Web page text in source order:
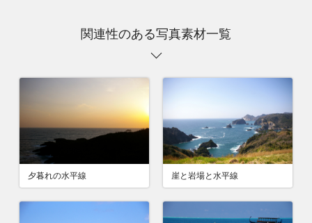
関連性のある写真素材一覧
夕暮れの水平線 崖と岩場と水平線